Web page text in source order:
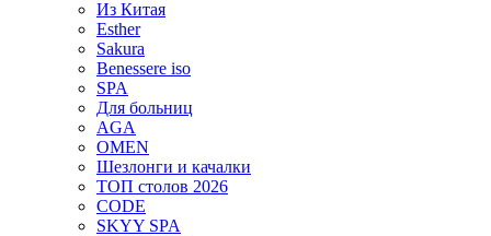
Из Китая
Esther
Sakura
Benessere iso
SPA
Для больниц
AGA
OMEN
Шезлонги и качалки
ТОП столов 2026
CODE
SKYY SPA